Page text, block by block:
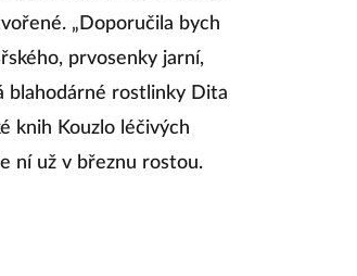
„Doporučila bych
prvosenky jarní,
blahodárné rostlinky Dita
knih Kouzlo léčivých
ní už v březnu rostou.